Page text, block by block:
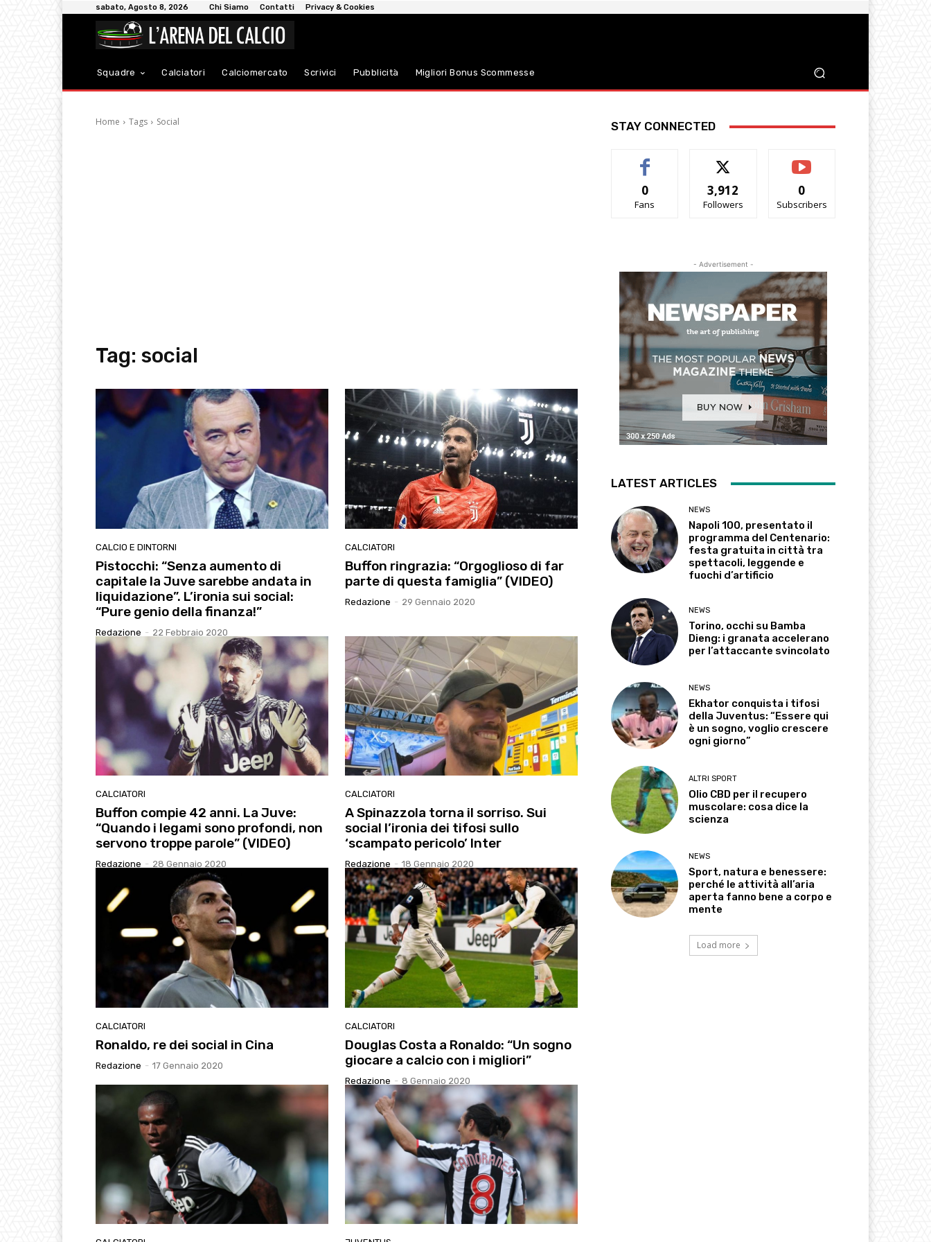
sabato, Agosto 8, 2026 Chi Siamo Contatti Privacy & Cookies
Squadre Calciatori Calciomercato Scrivici Pubblicità Migliori Bonus Scommesse
Home Tags Social
Tag: social
CALCIO E DINTORNI
Pistocchi: “Senza aumento di
capitale la Juve sarebbe andata in
liquidazione”. L’ironia sui social:
“Pure genio della finanza!”
Redazione - 22 Febbraio 2020
CALCIATORI
Buffon ringrazia: “Orgoglioso di far
parte di questa famiglia” (VIDEO)
Redazione - 29 Gennaio 2020
CALCIATORI
Buffon compie 42 anni. La Juve:
“Quando i legami sono profondi, non
servono troppe parole” (VIDEO)
Redazione - 28 Gennaio 2020
CALCIATORI
A Spinazzola torna il sorriso. Sui
social l’ironia dei tifosi sullo
‘scampato pericolo’ Inter
Redazione - 18 Gennaio 2020
CALCIATORI
Ronaldo, re dei social in Cina
Redazione - 17 Gennaio 2020
CALCIATORI
Douglas Costa a Ronaldo: “Un sogno
giocare a calcio con i migliori”
Redazione - 8 Gennaio 2020
STAY CONNECTED
0
Fans
3,912
Followers
0
Subscribers
- Advertisement -
LATEST ARTICLES
NEWS
Napoli 100, presentato il
programma del Centenario:
festa gratuita in città tra
spettacoli, leggende e
fuochi d’artificio
NEWS
Torino, occhi su Bamba
Dieng: i granata accelerano
per l’attaccante svincolato
NEWS
Ekhator conquista i tifosi
della Juventus: “Essere qui
è un sogno, voglio crescere
ogni giorno”
ALTRI SPORT
Olio CBD per il recupero
muscolare: cosa dice la
scienza
NEWS
Sport, natura e benessere:
perché le attività all’aria
aperta fanno bene a corpo e
mente
Load more